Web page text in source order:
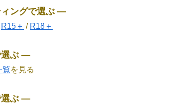
ングで選ぶ ―
R15＋ / R18＋
ぶ ―
覧を見る
ぶ ―